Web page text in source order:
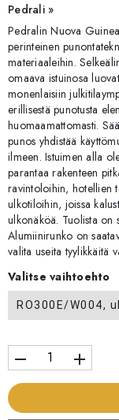
Pedrali »
Pedralin Nuova
perinteinen
materiaaleihin.
omaava istuinosa
monenlaisiin
erillisestä punotusta
huomaamattomasti.
punos yhdistää
ilmeen. Istuimen alla
parantaa rakenteen
ravintoloihin, hotellien
ulkotiloihin, joissa
ulkonäköä. Tuolista on
Alumiinirunko on
valita useita tyylikkäitä
Valitse vaihtoehto
RO300E/W004,
remove add